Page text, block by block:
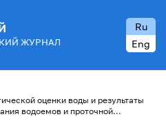
ЖУРНАЛ
Ru
Eng
оценки воды и результаты
водоемов и проточной...